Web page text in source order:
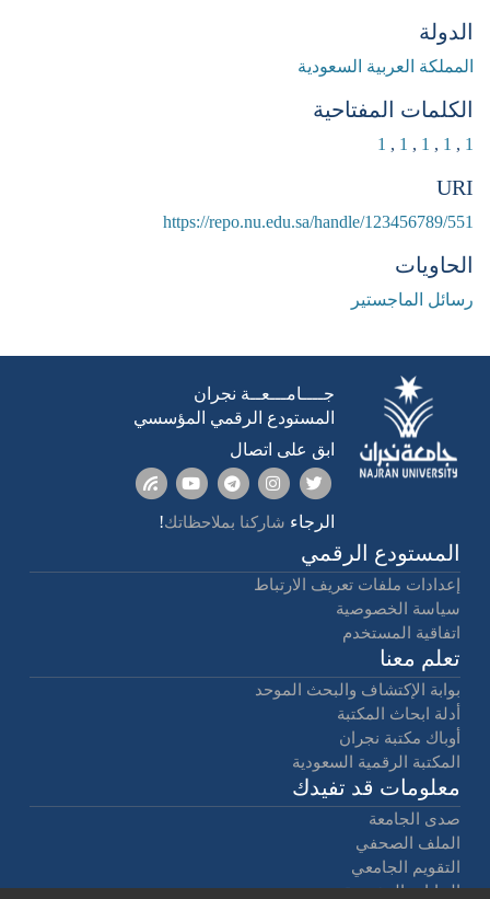
الدولة
المملكة العربية السعودية
الكلمات المفتاحية
1
,
,
,
,
URI
https://repo.nu.edu.sa/handle/123456789/551
الحاويات
رسائل الماجستير
جــــامـــعــة نجران
المستودع الرقمي المؤسسي
ابق على اتصال
الرجاء شاركنا بملاحظاتك!
المستودع الرقمي
إعدادات ملفات تعريف الارتباط
سياسة الخصوصية
اتفاقية المستخدم
تعلم معنا
بوابة الإكتشاف والبحث الموحد
أدلة ابحاث المكتبة
أوباك مكتبة نجران
المكتبة الرقمية السعودية
معلومات قد تفيدك
صدى الجامعة
الملف الصحفي
التقويم الجامعي
البيانات المفتوحة